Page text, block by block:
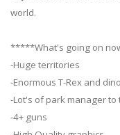
world.
*****What's going on
-Huge territories
-Enormous T-Rex and
-Lot's of park manager to
-4+ guns